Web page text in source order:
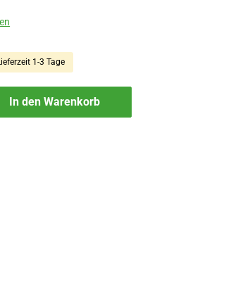
1-3 Tage
Wert ein oder benutze die Schaltflächen um die
In den Warenkorb